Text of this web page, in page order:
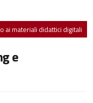
ai materiali didattici digitali
e